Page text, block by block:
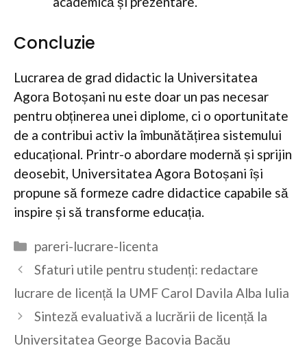
Concluzie
Lucrarea de grad didactic la Universitatea
Agora Botoșani nu este doar un pas necesar
pentru obținerea unei diplome, ci o oportunitate
de a contribui activ la îmbunătățirea sistemului
educațional. Printr-o abordare modernă și sprijin
deosebit, Universitatea Agora Botoșani își
propune să formeze cadre didactice capabile să
inspire și să transforme educația.
Categorii
pareri-lucrare-licenta
Sfaturi utile pentru studenți: redactare
lucrare de licență la UMF Carol Davila Alba Iulia
Sinteză evaluativă a lucrării de licență la
Universitatea George Bacovia Bacău